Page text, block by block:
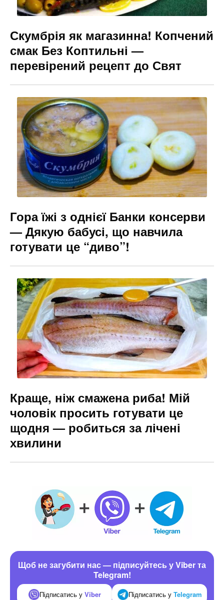
Скумбрія як магазинна! Копчений
смак Без Коптильні —
перевірений рецепт до Свят
Гора їжі з однієї Банки консерви
— Дякую бабусі, що навчила
готувати це “диво”!
Краще, ніж смажена риба! Мій
чоловік просить готувати це
щодня — робиться за лічені
хвилини
Щоб не загубити нас — підписуйтесь у Viber та
Telegram!
Підписатись у Viber Підписатись у Telegram